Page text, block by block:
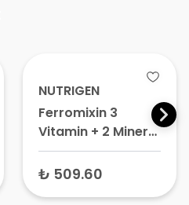
NUTRIGEN
Ferromixin 3
Vitamin + 2 Mineral
Takviye Edici Gıda
30 Saşe
₺ 509.60